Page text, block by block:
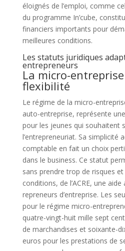
éloignés de l’emploi, comme
du programme In’cube,
financiers importants pour
meilleures conditions.
Les statuts juridiques
entrepreneurs
La micro-
flexibilité
Le régime de la micro-
auto-entreprise, représente
pour les jeunes qui souhaitent
l’entrepreneuriat. Sa simplicité
comptable en fait un choix
dans le business. Ce statut
sans prendre trop de risques
conditions, de l’ACRE, une
repreneurs d’entreprise. Les
pour le régime micro-
quatre-vingt-huit mille sept
de marchandises et soixante-
euros pour les prestations de